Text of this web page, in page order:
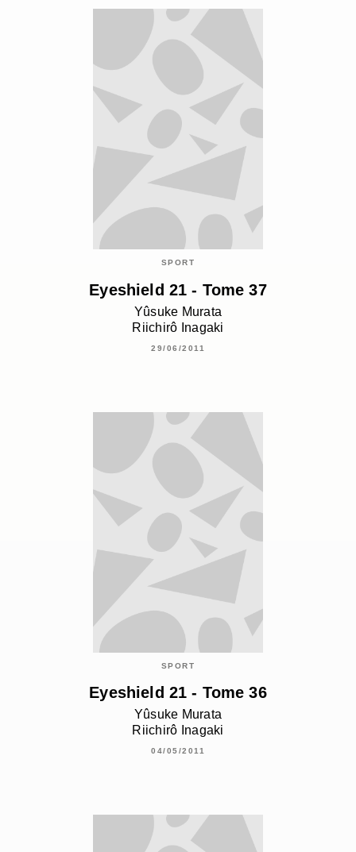
SPORT
Eyeshield 21 - Tome 37
Yûsuke Murata
Riichirô Inagaki
29/06/2011
SPORT
Eyeshield 21 - Tome 36
Yûsuke Murata
Riichirô Inagaki
04/05/2011